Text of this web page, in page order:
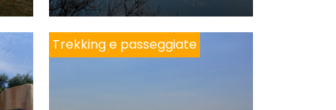
Trekking e passeggiate